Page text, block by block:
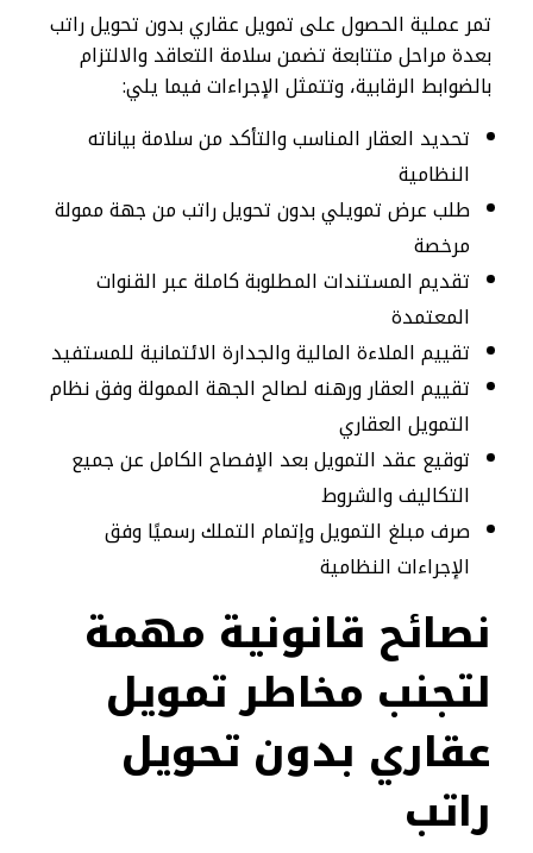
تمر عملية الحصول على تمويل عقاري بدون تحويل راتب
بعدة مراحل متتابعة تضمن سلامة التعاقد والالتزام
بالضوابط الرقابية، وتتمثل الإجراءات فيما يلي:
تحديد العقار المناسب والتأكد من سلامة بياناته
النظامية
طلب عرض تمويلي بدون تحويل راتب من جهة ممولة
مرخصة
تقديم المستندات المطلوبة كاملة عبر القنوات
المعتمدة
تقييم الملاءة المالية والجدارة الائتمانية للمستفيد
تقييم العقار ورهنه لصالح الجهة الممولة وفق نظام
التمويل العقاري
توقيع عقد التمويل بعد الإفصاح الكامل عن جميع
التكاليف والشروط
صرف مبلغ التمويل وإتمام التملك رسميًا وفق
الإجراءات النظامية
نصائح قانونية مهمة
لتجنب مخاطر تمويل
عقاري بدون تحويل
راتب